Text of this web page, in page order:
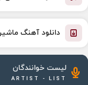
دانلود آهنگ
لیست خوانندگان
ARTIST - LIST